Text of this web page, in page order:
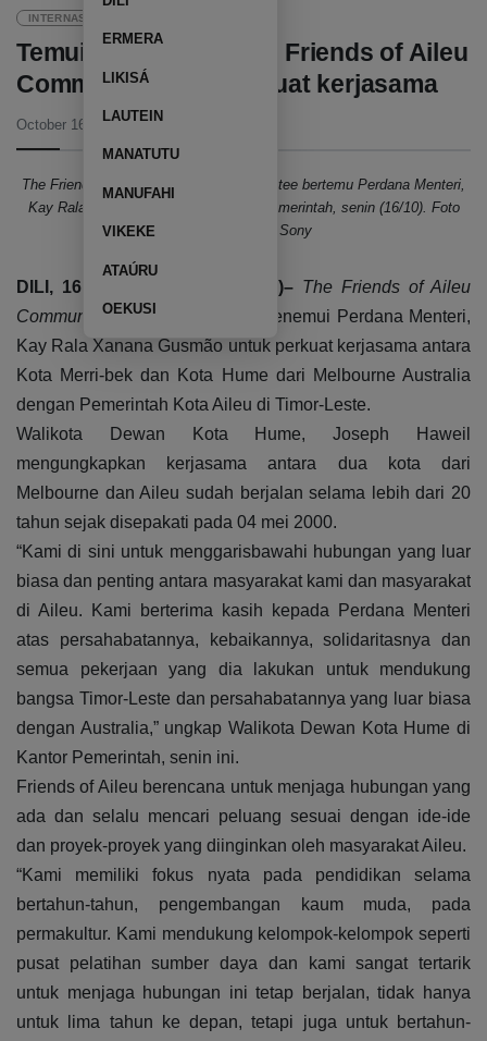
ERMERA
LIKISÁ
LAUTEIN
MANATUTU
MANUFAHI
VIKEKE
ATAÚRU
OEKUSI
INTERNASIONAL
Temui PM Xanana, The Friends of Aileu
Community ingin perkuat kerjasama
October 16, 2023 02:56 PM
The Friends of Aileu Community Committee bertemu Perdana Menteri,
Kay Rala Xanana Gusmão di Kantor Pemerintah, senin (16/10). Foto
Tatoli/Francisco Sony
DILI, 16 oktober 2023 (TATOLI)– The Friends of Aileu
Community Committee
hari ini menemui Perdana Menteri,
Kay Rala Xanana Gusmão untuk perkuat kerjasama antara
Kota Merri-bek dan Kota Hume dari Melbourne Australia
dengan Pemerintah Kota Aileu di Timor-Leste.
Walikota Dewan Kota Hume, Joseph Haweil
mengungkapkan kerjasama antara dua kota dari
Melbourne dan Aileu sudah berjalan selama lebih dari 20
tahun sejak disepakati pada 04 mei 2000.
“Kami di sini untuk menggarisbawahi hubungan yang luar
biasa dan penting antara masyarakat kami dan masyarakat
di Aileu. Kami berterima kasih kepada Perdana Menteri
atas persahabatannya, kebaikannya, solidaritasnya dan
semua pekerjaan yang dia lakukan untuk mendukung
bangsa Timor-Leste dan persahabatannya yang luar biasa
dengan Australia,” ungkap Walikota Dewan Kota Hume di
Kantor Pemerintah, senin ini.
Friends of Aileu berencana untuk menjaga hubungan yang
ada dan selalu mencari peluang sesuai dengan ide-ide
dan proyek-proyek yang diinginkan oleh masyarakat Aileu.
“Kami memiliki fokus nyata pada pendidikan selama
bertahun-tahun, pengembangan kaum muda, pada
permakultur. Kami mendukung kelompok-kelompok seperti
pusat pelatihan sumber daya dan kami sangat tertarik
untuk menjaga hubungan ini tetap berjalan, tidak hanya
untuk lima tahun ke depan, tetapi juga untuk bertahun-